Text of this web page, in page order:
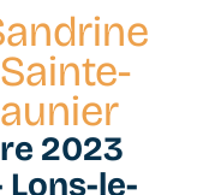
2023
Lons-le-